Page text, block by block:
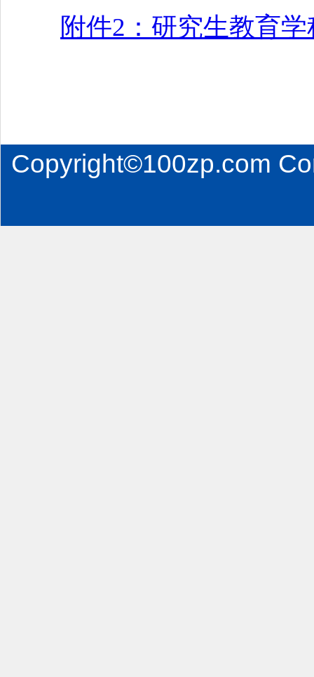
附件2：研究生教育
Copyright©100zp.com